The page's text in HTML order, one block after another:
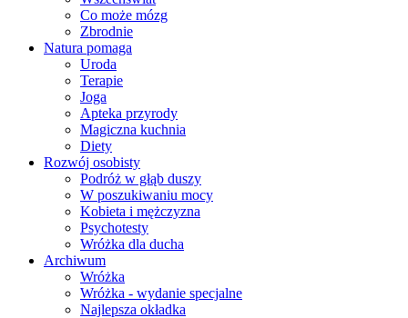
Co może mózg
Zbrodnie
Natura pomaga
Uroda
Terapie
Joga
Apteka przyrody
Magiczna kuchnia
Diety
Rozwój osobisty
Podróż w głąb duszy
W poszukiwaniu mocy
Kobieta i mężczyzna
Psychotesty
Wróżka dla ducha
Archiwum
Wróżka
Wróżka - wydanie specjalne
Najlepsza okładka